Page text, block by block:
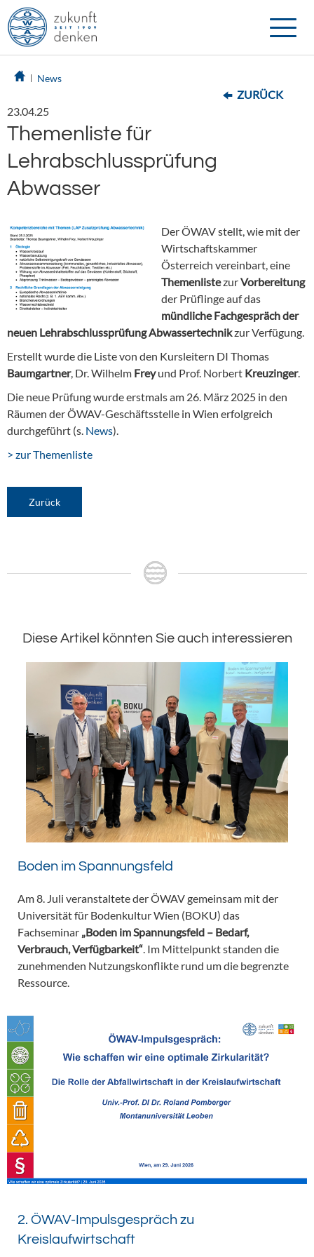
Toggle
News
ZURÜCK
23.04.25
Themenliste für
Lehrabschlussprüfung
Abwasser
Der ÖWAV stellt, wie mit der
Wirtschaftskammer
Österreich vereinbart, eine
ThemenlistezurVorbereitung
der Prüflinge auf das
mündliche Fachgespräch der
neuen Lehrabschlussprüfung Abwassertechnikzur Verfügung.
Erstellt wurde die Liste von den Kursleitern DI Thomas
Baumgartner, Dr. Wilhelm Freyund Prof. Norbert Kreuzinger.
Die neue Prüfung wurde erstmals am 26. März 2025 in den
Räumen der ÖWAV-Geschäftsstelle in Wien erfolgreich
durchgeführt (s. News).
> zur Themenliste
Zurück
Diese Artikel könnten Sie auch interessieren
Boden im Spannungsfeld
Am 8. Juli veranstaltete der ÖWAV gemeinsam mit der
Universität für Bodenkultur Wien (BOKU) das
Fachseminar „Boden im Spannungsfeld – Bedarf,
Verbrauch, Verfügbarkeit“ . Im Mittelpunkt standen die
zunehmenden Nutzungskonflikte rund um die begrenzte
Ressource.
2. ÖWAV-Impulsgespräch zu
Kreislaufwirtschaft